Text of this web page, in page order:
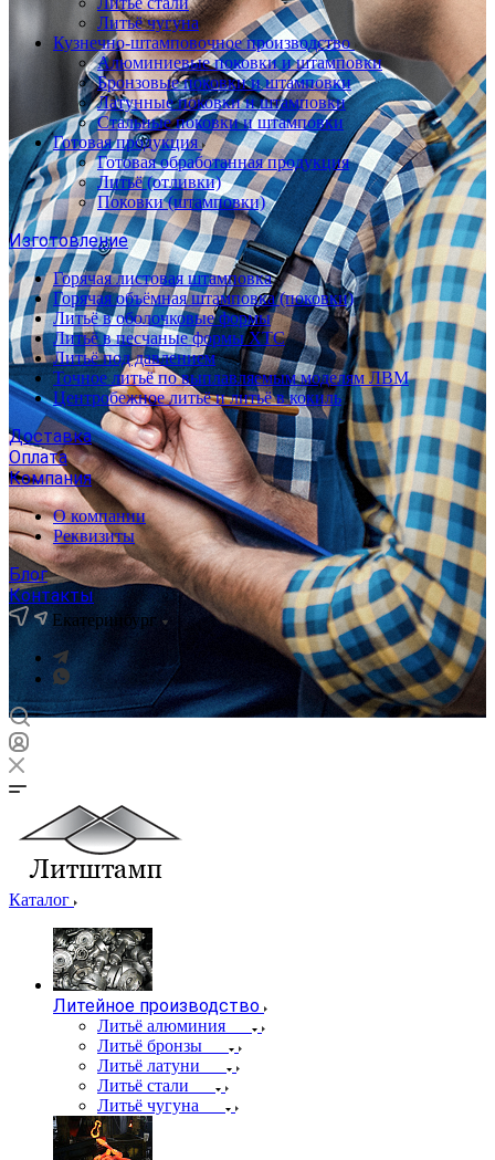
Литьё чугуна
Кузнечно-штамповочное производство
Алюминиевые поковки и штамповки
Бронзовые поковки и штамповки
Латунные поковки и штамповки
Стальные поковки и штамповки
Готовая продукция
Готовая обработанная продукция
Литьё (отливки)
Поковки (штамповки)
Изготовление
Горячая листовая штамповка
Горячая объёмная штамповка (поковки)
Литьё в оболочковые формы
Литьё в песчаные формы ХТС
Литьё под давлением
Точное литьё по выплавляемым моделям ЛВМ
Центробежное литьё и литьё в кокиль
Доставка
Оплата
Компания
О компании
Реквизиты
Блог
Контакты
Екатеринбург
Каталог
Литейное производство
Литьё алюминия
Литьё бронзы
Литьё латуни
Литьё стали
Литьё чугуна